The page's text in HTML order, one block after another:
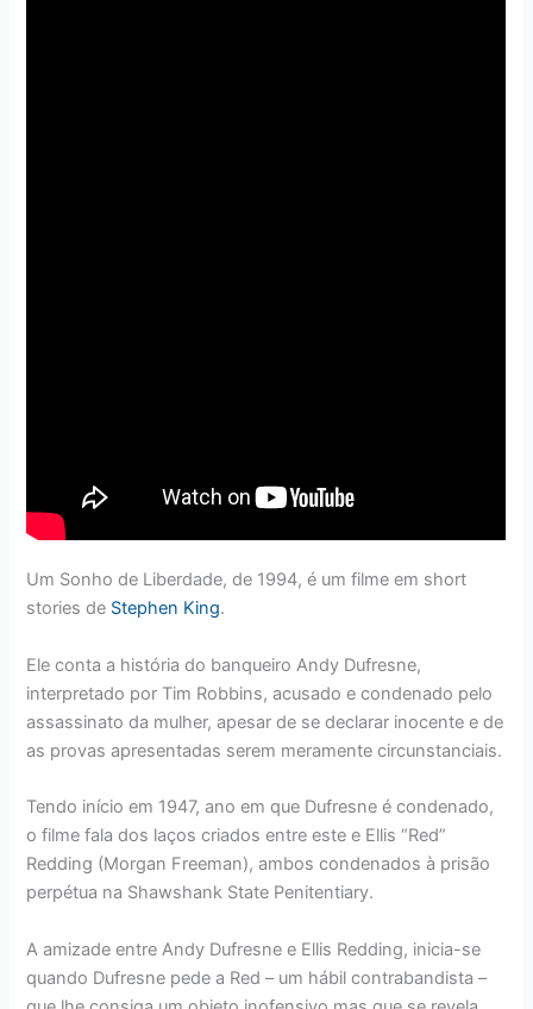
Um Sonho de Liberdade, de 1994, é um filme em short
stories de Stephen King.
Ele conta a história do banqueiro Andy Dufresne,
interpretado por Tim Robbins, acusado e condenado pelo
assassinato da mulher, apesar de se declarar inocente e de
as provas apresentadas serem meramente circunstanciais.
Tendo início em 1947, ano em que Dufresne é condenado,
o filme fala dos laços criados entre este e Ellis “Red”
Redding (Morgan Freeman), ambos condenados à prisão
perpétua na Shawshank State Penitentiary.
A amizade entre Andy Dufresne e Ellis Redding, inicia-se
quando Dufresne pede a Red – um hábil contrabandista –